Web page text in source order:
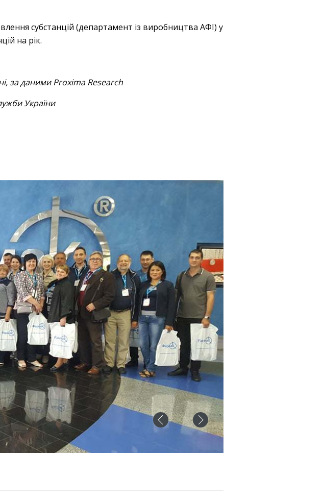
субстанцій (департамент із виробництва АФІ) у
на рік.
за даними Proxima Research
України